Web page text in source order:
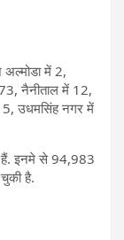
अल्मोडा में 2,
नैनीताल में 12,
उधमसिंह नगर में
इनमे से 94,983
है.